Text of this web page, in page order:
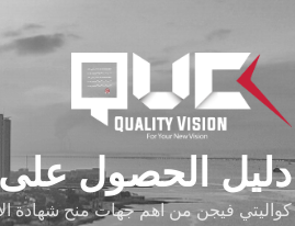
دليل الحصول على
كواليتي فيجن من اهم جهات منح شهادة